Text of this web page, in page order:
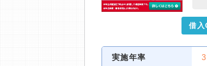
借入
実施年率